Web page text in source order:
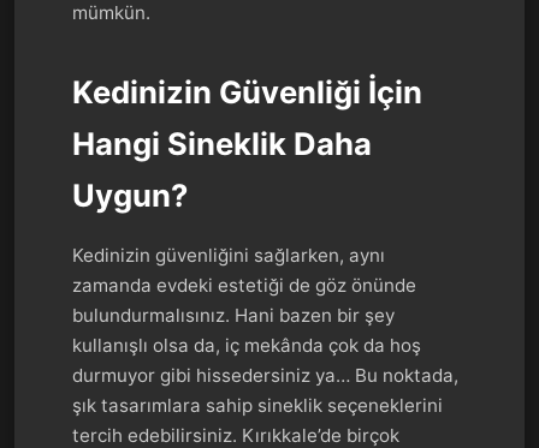
mümkün.
Kedinizin Güvenliği İçin
Hangi Sineklik Daha
Uygun?
Kedinizin güvenliğini sağlarken, aynı
zamanda evdeki estetiği de göz önünde
bulundurmalısınız. Hani bazen bir şey
kullanışlı olsa da, iç mekânda çok da hoş
durmuyor gibi hissedersiniz ya… Bu noktada,
şık tasarımlara sahip sineklik seçeneklerini
tercih edebilirsiniz. Kırıkkale’de birçok